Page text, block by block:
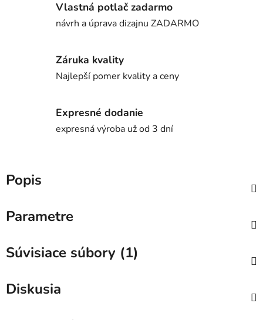
Vlastná potlač zadarmo
návrh a úprava dizajnu ZADARMO
Záruka kvality
Najlepší pomer kvality a ceny
Expresné dodanie
expresná výroba už od 3 dní
Popis
Parametre
Súvisiace súbory (1)
Diskusia